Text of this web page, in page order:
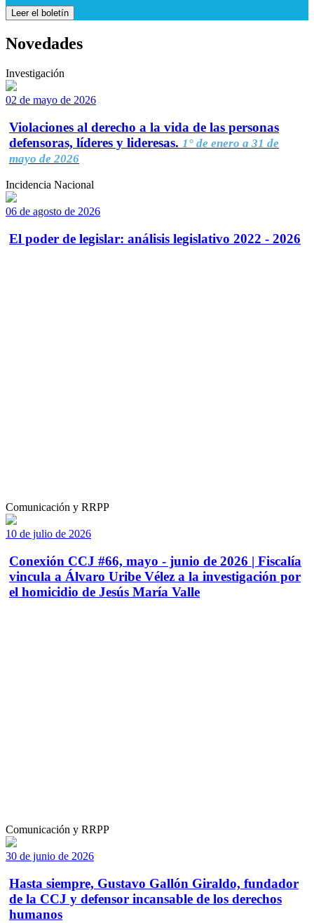
Leer el boletín
Novedades
Investigación
02 de mayo de 2026
Violaciones al derecho a la vida de las personas
defensoras, líderes y lideresas. 1° de enero a 31 de
mayo de 2026
Incidencia Nacional
06 de agosto de 2026
El poder de legislar: análisis legislativo 2022 - 2026
Comunicación y RRPP
10 de julio de 2026
Conexión CCJ #66, mayo - junio de 2026 | Fiscalía
vincula a Álvaro Uribe Vélez a la investigación por
el homicidio de Jesús María Valle
Comunicación y RRPP
30 de junio de 2026
Hasta siempre, Gustavo Gallón Giraldo, fundador
de la CCJ y defensor incansable de los derechos
humanos